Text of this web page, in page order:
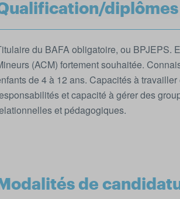
du BAFA obligatoire, ou BPJEPS.
(ACM) fortement souhaitée.
de 4 à 12 ans. Capacités à
et capacité à gérer des
et pédagogiques.
Modalités de